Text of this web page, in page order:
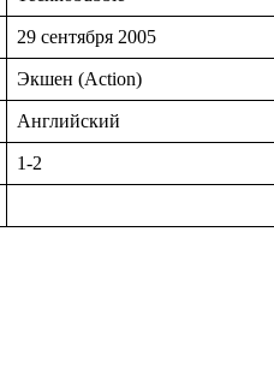
29 сентября 2005
Экшен (Action)
Английский
1-2